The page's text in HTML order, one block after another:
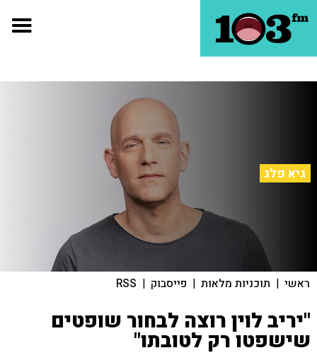
גיא פלג
ראשי | תוכניות מלאות | פייסבוק |
RSS
"יריב לוין רוצה לבחור שופטים
שישפטו רק לטובתו"